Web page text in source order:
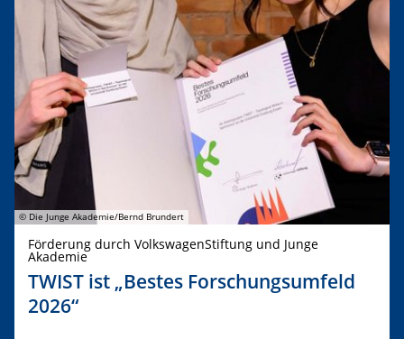
© Die Junge Akademie/Bernd Brundert
Förderung durch VolkswagenStiftung und Junge
Akademie
TWIST ist „Bestes Forschungsumfeld
2026“